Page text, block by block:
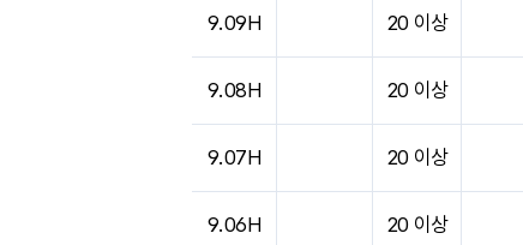
9.09H 20 이상
9.08H 20 이상
9.07H 20 이상
9.06H 20 이상